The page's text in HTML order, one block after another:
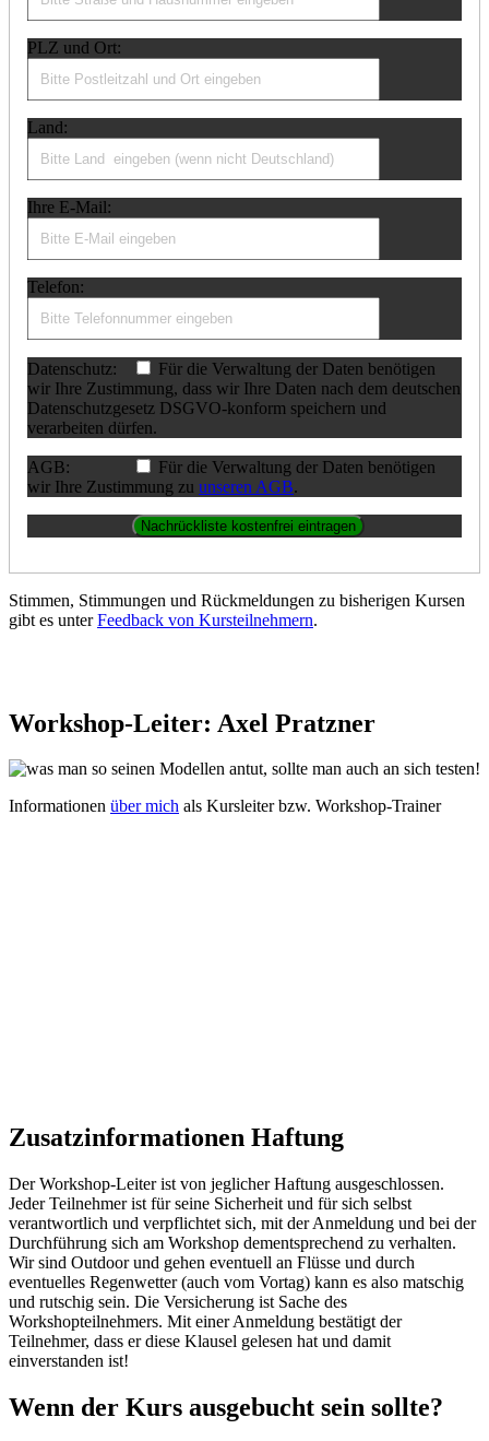
PLZ und Ort:
Land:
Ihre E-Mail:
Telefon:
Datenschutz:
Für die Verwaltung der Daten benötigen
wir Ihre Zustimmung, dass wir Ihre Daten nach dem deutschen
Datenschutzgesetz DSGVO-konform speichern und
verarbeiten dürfen.
AGB:
Für die Verwaltung der Daten benötigen
wir Ihre Zustimmung zu unseren AGB.
Stimmen, Stimmungen und Rückmeldungen zu bisherigen Kursen
gibt es unterFeedback von Kursteilnehmern.
Workshop-Leiter: Axel Pratzner
Informationen über mich als Kursleiter bzw. Workshop-Trainer
Zusatzinformationen Haftung
Der Workshop-Leiter ist von jeglicher Haftung ausgeschlossen.
Jeder Teilnehmer ist für seine Sicherheit und für sich selbst
verantwortlich und verpflichtet sich, mit der Anmeldung und bei der
Durchführung sich am Workshop dementsprechend zu verhalten.
Wir sind Outdoor und gehen eventuell an Flüsse und durch
eventuelles Regenwetter (auch vom Vortag) kann es also matschig
und rutschig sein. Die Versicherung ist Sache des
Workshopteilnehmers. Mit einer Anmeldung bestätigt der
Teilnehmer, dass er diese Klausel gelesen hat und damit
einverstanden ist!
Wenn der Kurs ausgebucht sein sollte?